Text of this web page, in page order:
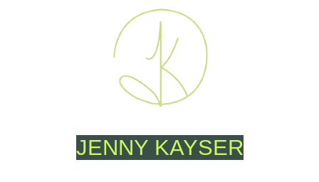
JENNY KAYSER